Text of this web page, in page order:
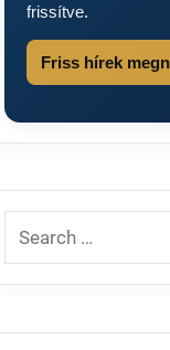
frissítve.
Friss hírek
Search
for: